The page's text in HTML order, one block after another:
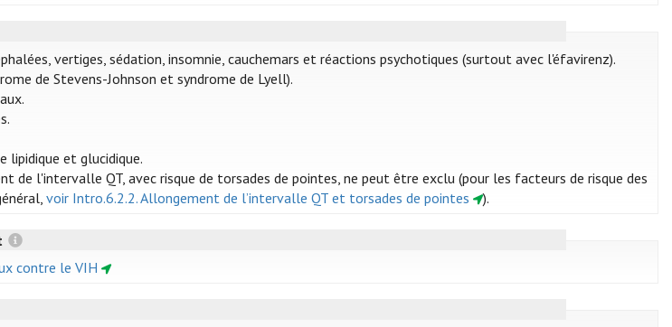
vertiges, sédation, insomnie, cauchemars et réactions psychotiques (surtout avec l'éfavirenz).
de Stevens-Johnson et syndrome de Lyell).
lipidique et glucidique.
de l'intervalle QT, avec risque de torsades de pointes, ne peut être exclu (pour les facteurs de risque des
voir Intro.6.2.2. Allongement de l’intervalle QT et torsades de pointes ).
contre le VIH